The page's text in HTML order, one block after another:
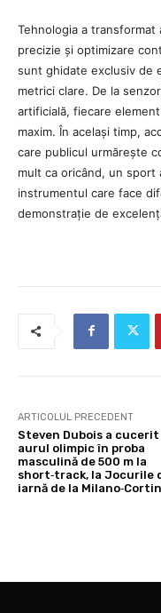
Tehnologia a
precizie și optimizare
sunt ghidate exclusiv de
metrici clare. De la
artificială, fiecare
maxim. În același timp,
care publicul urmărește
mult ca oricând, un
instrumentul care face
demonstrație de
ARTICOLUL PRECEDENT
Steven Dubois a cucerit
aurul olimpic în proba
masculină de 500 m la
short‑track, la Jocurile
iarnă de la